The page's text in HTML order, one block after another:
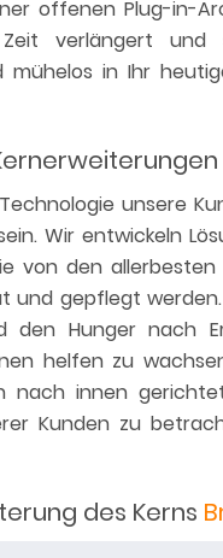
offenen Plug-in-
verlängert und
in Ihr
unsere
Wir entwickeln
von den allerbesten
gepflegt
Hunger nach
helfen zu
nach innen
Kunden zu
des Kerns